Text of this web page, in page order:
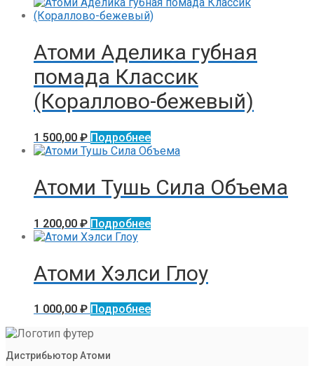
Атоми Аделика губная
помада Классик
(Кораллово-бежевый)
1 500,00 ₽ Подробнее
Атоми Тушь Сила Объема
1 200,00 ₽ Подробнее
Атоми Хэлси Глоу
1 000,00 ₽ Подробнее
Дистрибьютор Атоми